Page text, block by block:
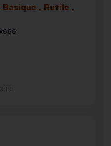
, Rutile ,